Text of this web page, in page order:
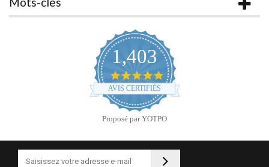
1,403
4.9
star
rating
AVIS CERTIFIÉS
Proposé par YOTPO